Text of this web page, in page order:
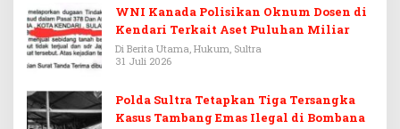
WNI Kanada Polisikan Oknum Dosen di
Kendari Terkait Aset Puluhan Miliar
Di Berita Utama, Hukum, Sultra
31 Juli 2026
Polda Sultra Tetapkan Tiga Tersangka
Kasus Tambang Emas Ilegal di Bombana